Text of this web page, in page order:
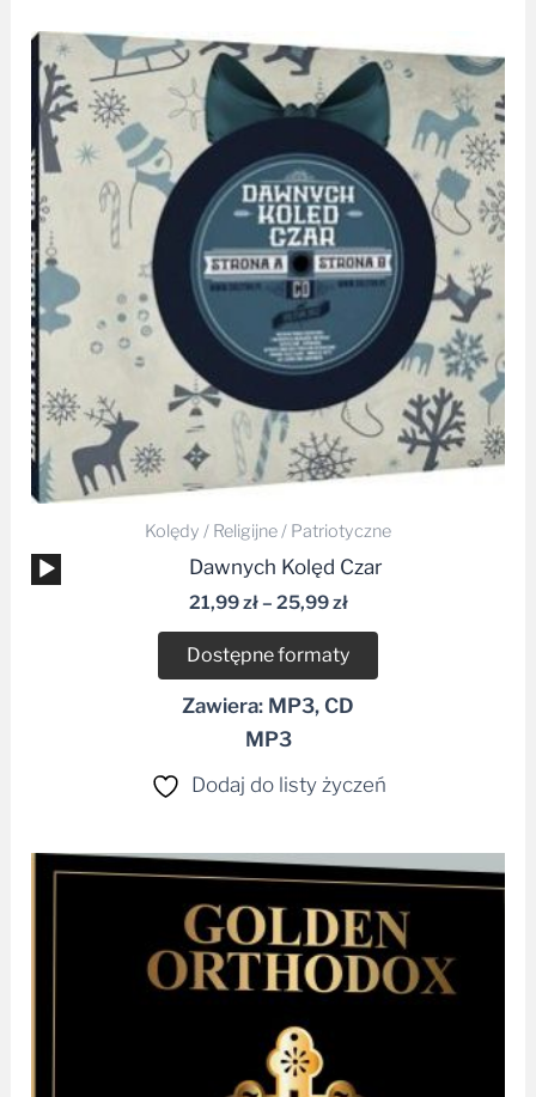
Kolędy / Religijne / Patriotyczne
Odtwarzacz
plików
dźwiękowych
Dawnych Kolęd Czar
21,99zł– 25,99zł
cen:
od
21,99 zł
do
25,99 zł
Dostępne formaty
Zawiera: MP3, CD
MP3
Dodaj do listy życzeń
Zakres
cen:
od
45,99 zł
do
49,99 zł